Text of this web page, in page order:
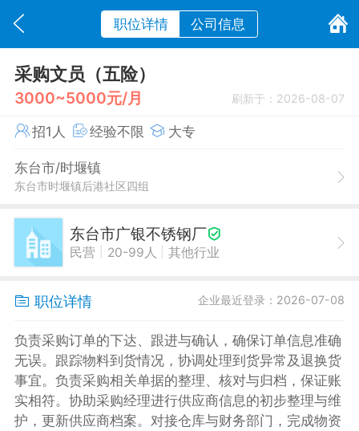
职位详情 公司信息
采购文员（五险）
3000~5000元/月 刷新于：2026-08-07
招1人 经验不限 大专
东台市/时堰镇
东台市时堰镇后港社区四组
东台市广银不锈钢厂
民营 20-99人 其他行业
职位详情 企业最近登录：2026-07-08
负责采购订单的下达、跟进与确认，确保订单信息准确
无误。跟踪物料到货情况，协调处理到货异常及退换货
事宜。负责采购相关单据的整理、核对与归档，保证账
实相符。协助采购经理进行供应商信息的初步整理与维
护，更新供应商档案。对接仓库与财务部门，完成物资